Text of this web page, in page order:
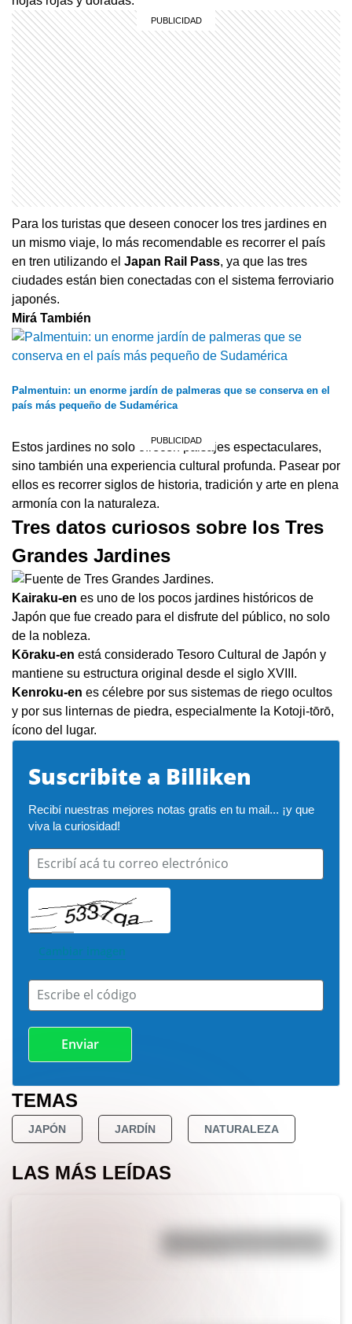
Para los turistas que deseen conocer los tres jardines en
un mismo viaje, lo más recomendable es recorrer el país
en tren utilizando el Japan Rail Pass, ya que las tres
ciudades están bien conectadas con el sistema ferroviario
japonés.
Mirá También
Palmentuin: un enorme jardín de palmeras que se conserva en el
país más pequeño de Sudamérica
Estos jardines no solo ofrecen paisajes espectaculares,
sino también una experiencia cultural profunda. Pasear por
ellos es recorrer siglos de historia, tradición y arte en plena
armonía con la naturaleza.
Tres datos curiosos sobre los Tres
Grandes Jardines
Kairaku-en es uno de los pocos jardines históricos de
Japón que fue creado para el disfrute del público, no solo
de la nobleza.
Kōraku-en está considerado Tesoro Cultural de Japón y
mantiene su estructura original desde el siglo XVIII.
Kenroku-en es célebre por sus sistemas de riego ocultos
y por sus linternas de piedra, especialmente la Kotoji-tōrō,
ícono del lugar.
Suscribite a Billiken
Recibí nuestras mejores notas gratis en tu mail... ¡y que
viva la curiosidad!
Escribí acá tu correo electrónico
Cambiar imagen
Escribe el código
TEMAS
JAPÓN JARDÍN NATURALEZA
LAS MÁS LEÍDAS
¿Por qué los perros se ponen